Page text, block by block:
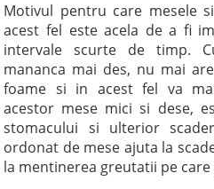
Motivul pentru care mesele
acest fel este acela de a fi
intervale scurte de timp.
mananca mai des, nu mai
foame si in acest fel va
acestor mese mici si dese,
stomacului si ulterior
ordonat de mese ajuta la
la mentinerea greutatii pe